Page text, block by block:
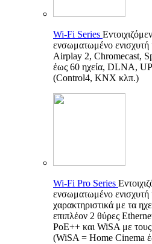
Wi-Fi Series
ενσωματωμένο ενισχυτή
Airplay 2, Chromecast,
έως 60 ηχεία, DLNA,
(Control4, KNX κλπ.)
Wi-Fi Pro Series
ενσωματωμένο ενισχυτή
χαρακτηριστικά με τα
επιπλέον 2 θύρες
PoE++ και WiSA με τους
(WiSA = Home Cinema